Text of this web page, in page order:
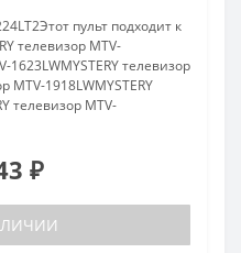
пульт подходит к
телевизор MTV-
1623LWMYSTERY телевизор
MTV-1918LWMYSTERY
телевизор MTV-
₽